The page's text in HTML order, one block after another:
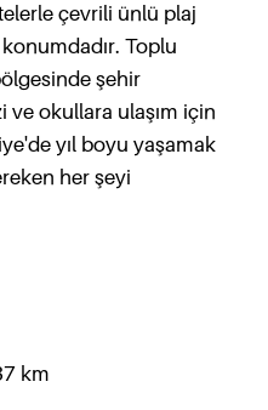
çevrili ünlü plaj
Toplu
şehir
ve okullara ulaşım için
yıl boyu yaşamak
her şeyi
km